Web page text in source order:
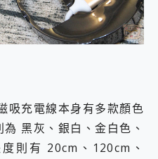
充電線本身有多款顏色
黑灰、銀白、金白色、
則有 20cm、120cm、